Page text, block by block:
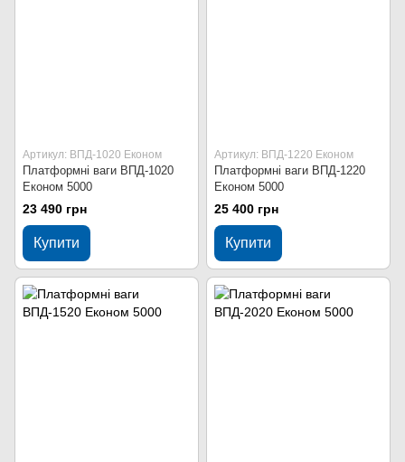
Артикул: ВПД-1020 Економ
Платформні ваги ВПД-1020
Економ 5000
23 490 грн
Купити
Артикул: ВПД-1220 Економ
Платформні ваги ВПД-1220
Економ 5000
25 400 грн
Купити